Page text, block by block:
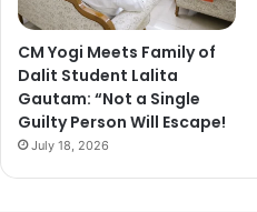
CM Yogi Meets Family of
Dalit Student Lalita
Gautam: “Not a Single
Guilty Person Will Escape!
July 18, 2026